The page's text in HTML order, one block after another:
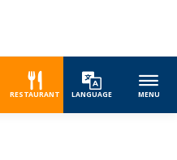
RESTAURANT LANGUAGE MENU